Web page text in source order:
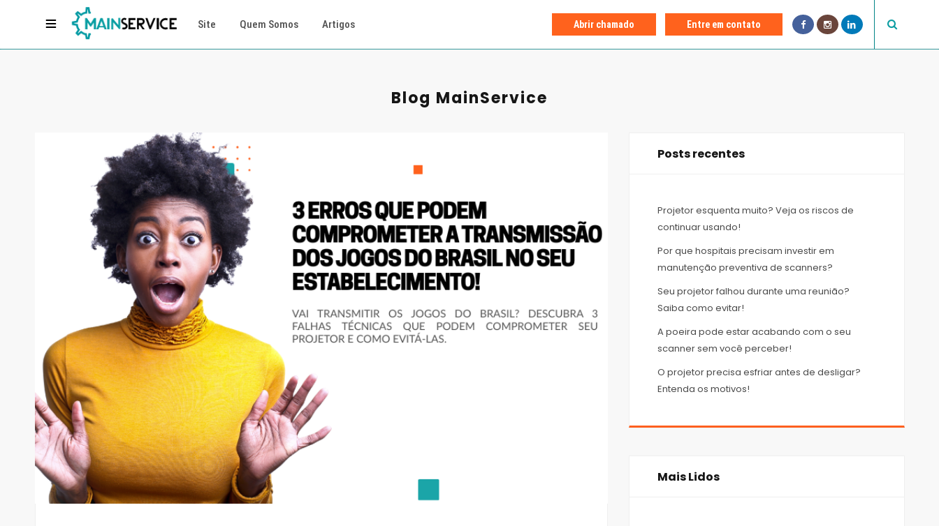
Site Quem Somos Artigos F
a
I
n
L
i
Abrir chamado Entre em contato
Blog MainService
Posts recentes
Projetor esquenta muito? Veja os riscos de
continuar usando!
Por que hospitais precisam investir em
manutenção preventiva de scanners?
Seu projetor falhou durante uma reunião?
Saiba como evitar!
A poeira pode estar acabando com o seu
scanner sem você perceber!
O projetor precisa esfriar antes de desligar?
Entenda os motivos!
Mais Lidos